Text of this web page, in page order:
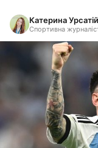
Катерина Урсатій
Спортивна